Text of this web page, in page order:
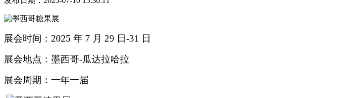
展会时间：2025 年 7 月 29 日-31 日
展会地点：墨西哥-瓜达拉哈拉
展会周期：一年一届